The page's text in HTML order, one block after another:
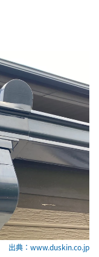
出典：www.duskin.co.jp